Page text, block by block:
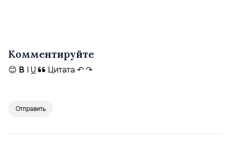
Комментируйте
😊 B I U Цитата ↶ ↷
Отправить